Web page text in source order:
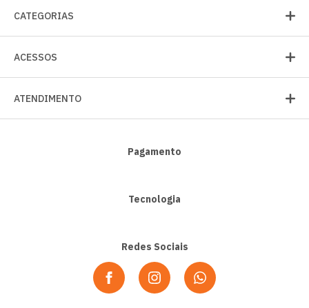
CATEGORIAS
ACESSOS
ATENDIMENTO
Pagamento
Tecnologia
Redes Sociais